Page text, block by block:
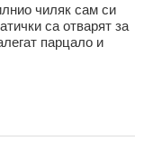
чиляк сам си
са отварят за
парцало и